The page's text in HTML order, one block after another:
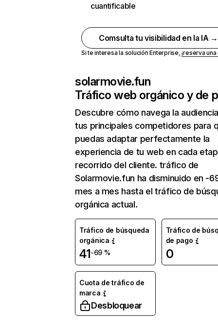
cuantificable
Comsulta tu visibilidad en la IA →
Si te interesa la solución Enterprise,¡reserva
solarmovie.fun
Tráfico web orgánico y de
Descubre cómo navega la
tus principales competidores para
puedas adaptar perfectamente la
experiencia de tu web en cada
recorrido del cliente. tráfico de
Solarmovie.fun ha disminuido en -
mes a mes hasta el tráfico de
orgánica actual.
Tráfico de búsqueda
orgánica
41-69 %
Tráfico de
de pago
0
Cuota de tráfico de
marca
Desbloquear